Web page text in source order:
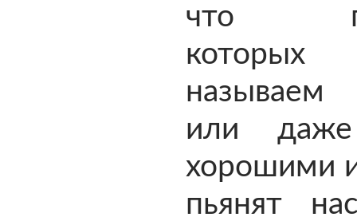
что
называем
или
хорошими
пьянят